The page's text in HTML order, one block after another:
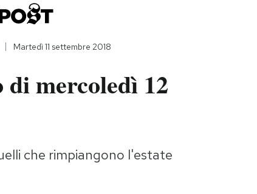
Martedì 11 settembre 2018
mercoledì 12
che rimpiangono l'estate